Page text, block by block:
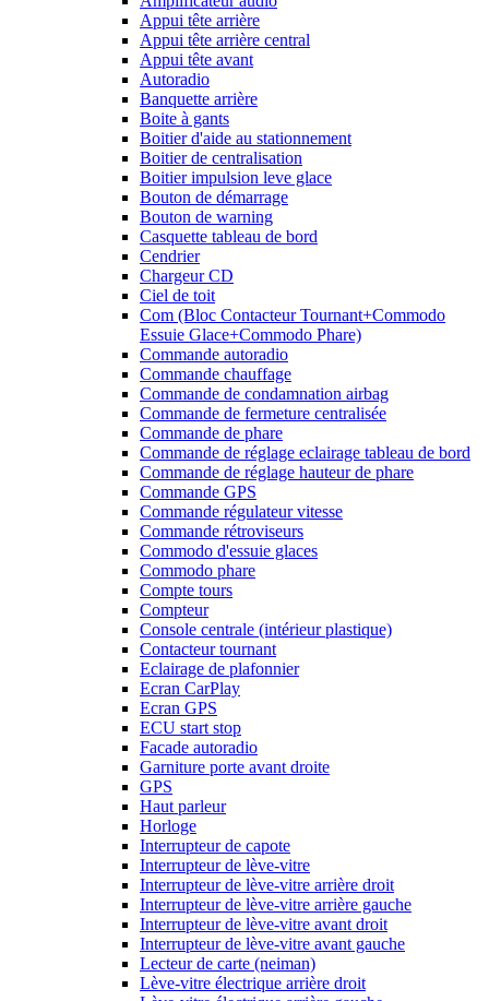
Appui tête arrière
Appui tête arrière central
Appui tête avant
Autoradio
Banquette arrière
Boite à gants
Boitier d'aide au stationnement
Boitier de centralisation
Boitier impulsion leve glace
Bouton de démarrage
Bouton de warning
Casquette tableau de bord
Cendrier
Chargeur CD
Ciel de toit
Com (Bloc Contacteur Tournant+Commodo
Essuie Glace+Commodo Phare)
Commande autoradio
Commande chauffage
Commande de condamnation airbag
Commande de fermeture centralisée
Commande de phare
Commande de réglage eclairage tableau de bord
Commande de réglage hauteur de phare
Commande GPS
Commande régulateur vitesse
Commande rétroviseurs
Commodo d'essuie glaces
Commodo phare
Compte tours
Compteur
Console centrale (intérieur plastique)
Contacteur tournant
Eclairage de plafonnier
Ecran CarPlay
Ecran GPS
ECU start stop
Facade autoradio
Garniture porte avant droite
GPS
Haut parleur
Horloge
Interrupteur de capote
Interrupteur de lève-vitre
Interrupteur de lève-vitre arrière droit
Interrupteur de lève-vitre arrière gauche
Interrupteur de lève-vitre avant droit
Interrupteur de lève-vitre avant gauche
Lecteur de carte (neiman)
Lève-vitre électrique arrière droit